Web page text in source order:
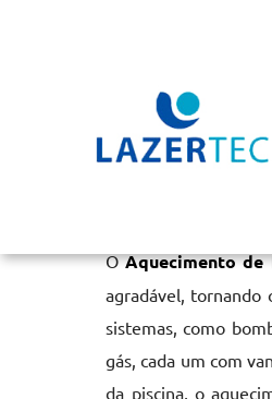
OAquecimento de
agradável, tornando
sistemas, como
gás, cada um com
da piscina, o